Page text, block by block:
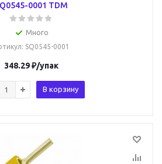
0001 TDM
Много
: SQ0545-0001
348.29₽/упак
В корзину